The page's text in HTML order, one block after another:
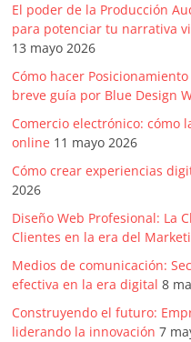
El poder de la Producción
para potenciar tu narrativa
13 mayo 2026
Cómo hacer
breve guía por Blue Design
Comercio electrónico: cómo
online 11 mayo 2026
Cómo crear experiencias
2026
Diseño Web Profesional: La
Clientes en la era del
Medios de comunicación:
efectiva en la era digital 8
Construyendo el futuro:
liderando la innovación 7